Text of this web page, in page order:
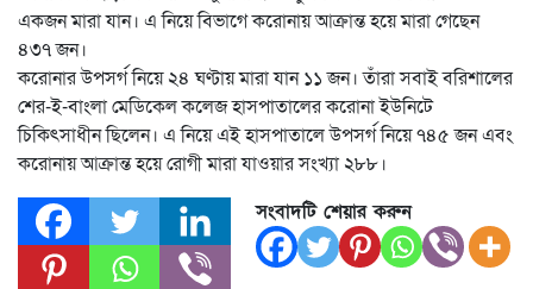
একজন মারা যান। এ নিয়ে বিভাগে করোনায় আক্রান্ত হয়ে মারা গেছেন
৪৩৭ জন।
করোনার উপসর্গ নিয়ে ২৪ ঘণ্টায় মারা যান ১১ জন। তাঁরা সবাই বরিশালের
শের-ই-বাংলা মেডিকেল কলেজ হাসপাতালের করোনা ইউনিটে
চিকিৎসাধীন ছিলেন। এ নিয়ে এই হাসপাতালে উপসর্গ নিয়ে ৭৪৫ জন এবং
করোনায় আক্রান্ত হয়ে রোগী মারা যাওয়ার সংখ্যা ২৮৮।
সংবাদটি শেয়ার করুন